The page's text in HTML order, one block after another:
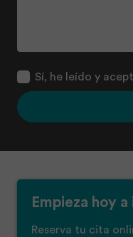
Sí, he leído y
Empieza hoy
Reserva tu cita